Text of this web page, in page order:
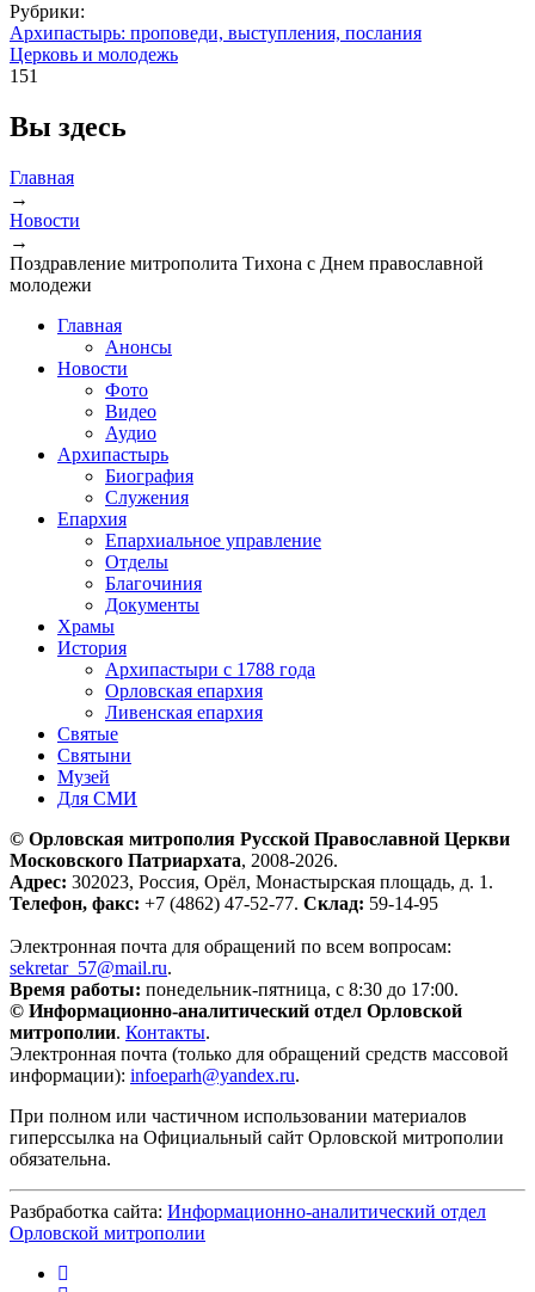
Рубрики:
Архипастырь: проповеди, выступления, послания
Церковь и молодежь
151
Вы здесь
Главная
→
Новости
→
Поздравление митрополита Тихона с Днем православной
молодежи
Главная
Анонсы
Новости
Фото
Видео
Аудио
Архипастырь
Биография
Служения
Епархия
Епархиальное управление
Отделы
Благочиния
Документы
Храмы
История
Архипастыри с 1788 года
Орловская епархия
Ливенская епархия
Святые
Святыни
Музей
Для СМИ
© Орловская митрополия Русской Православной Церкви
Московского Патриархата, 2008-2026.
Адрес: 302023, Россия, Орёл, Монастырская площадь, д. 1.
Телефон, факс: +7 (4862) 47-52-77. Склад: 59-14-95
Электронная почта для обращений по всем вопросам:
sekretar_57@mail.ru.
Время работы: понедельник-пятница, с 8:30 до 17:00.
© Информационно-аналитический отдел Орловской
митрополии. Контакты.
Электронная почта (только для обращений средств массовой
информации): infoeparh@yandex.ru.
При полном или частичном использовании материалов
гиперссылка на Официальный сайт Орловской митрополии
обязательна.
Разбработка сайта: Информационно-аналитический отдел
Орловской митрополии